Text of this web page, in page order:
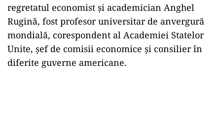
regretatul economist şi academician Anghel
Rugină, fost profesor universitar de anvergură
mondială, corespondent al Academiei Statelor
Unite, şef de comisii economice şi consilier în
diferite guverne americane.